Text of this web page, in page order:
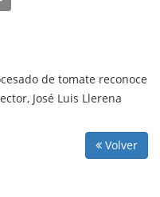
de tomate reconoce
José Luis Llerena
Volver